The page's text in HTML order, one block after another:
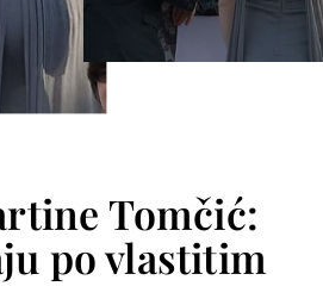
Tomčić:
po vlastitim